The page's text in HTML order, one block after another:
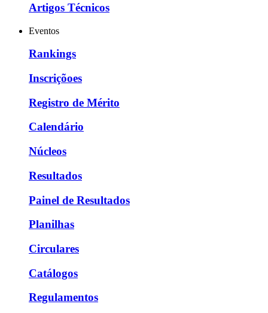
Artigos Técnicos
Eventos
Rankings
Inscriçõoes
Registro de Mérito
Calendário
Núcleos
Resultados
Painel de Resultados
Planilhas
Circulares
Catálogos
Regulamentos